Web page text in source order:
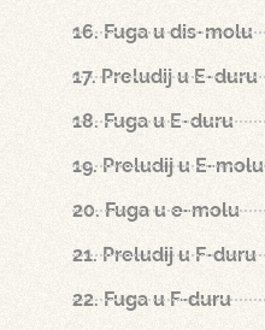
16. Fuga u dis-molu
17. Preludij u E-duru
18. Fuga u E-duru
19. Preludij u E-molu
20. Fuga u e-molu
21. Preludij u F-duru
22. Fuga u F-duru